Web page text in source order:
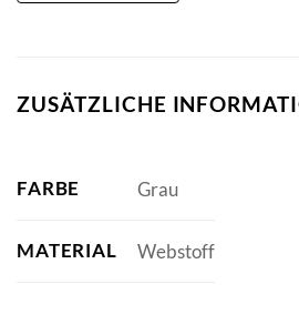
ZUSÄTZLICHE
FARBE Grau
MATERIAL Webstoff